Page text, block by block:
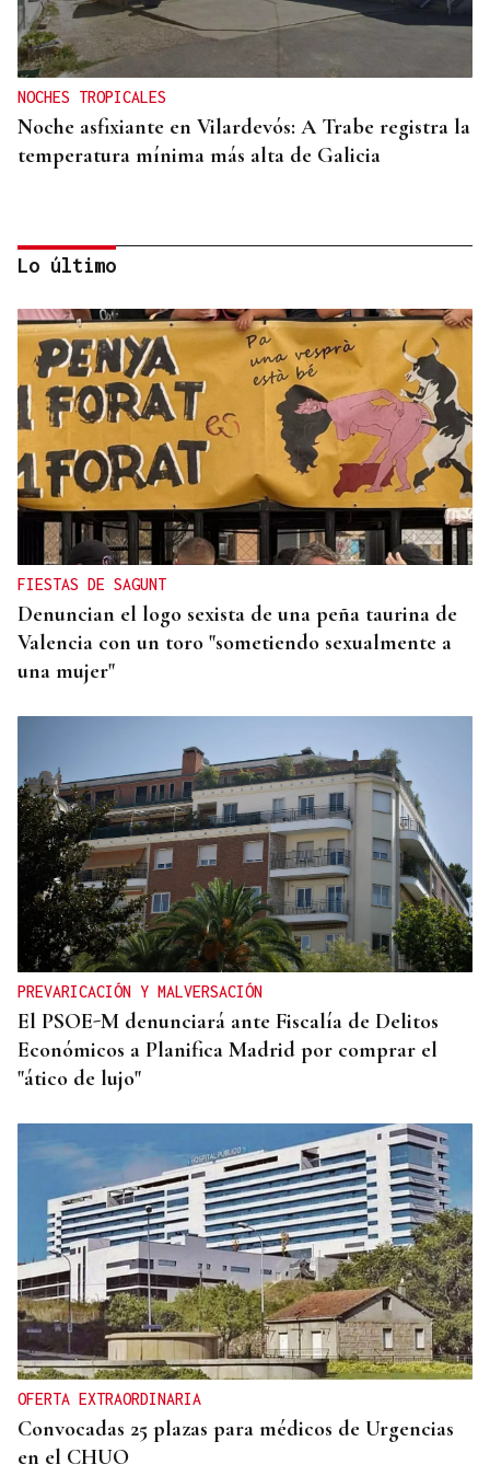
NOCHES TROPICALES
Noche asfixiante en Vilardevós: A Trabe registra la
temperatura mínima más alta de Galicia
OSOÑO
Dos heridos tras la colisión entre un camión y un
coche en la A-52 a su paso por Vilardevós
Lo último
FIESTAS DE SAGUNT
Denuncian el logo sexista de una peña taurina de
Valencia con un toro "sometiendo sexualmente a
una mujer"
PREVARICACIÓN Y MALVERSACIÓN
El PSOE-M denunciará ante Fiscalía de Delitos
Económicos a Planifica Madrid por comprar el
"ático de lujo"
OFERTA EXTRAORDINARIA
Convocadas 25 plazas para médicos de Urgencias
en el CHUO